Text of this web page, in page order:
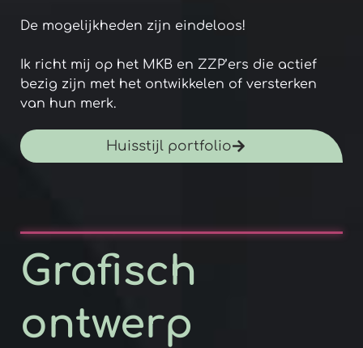
De mogelijkheden zijn eindeloos!
Ik richt mij op het MKB en ZZP’ers die actief
bezig zijn met het ontwikkelen of versterken
van hun merk.
Huisstijl portfolio
Grafisch
ontwerp​